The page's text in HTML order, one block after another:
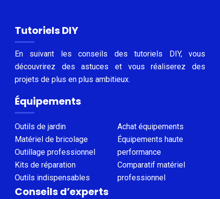
Tutoriels DIY
En suivant les conseils des tutoriels DIY, vous
découvrirez des astuces et vous réaliserez des
projets de plus en plus ambitieux.
Équipements
Outils de jardin
Matériel de bricolage
Outillage professionnel
Kits de réparation
Outils indispensables
Achat équipements
Équipements haute
performance
Comparatif matériel
professionnel
Conseils d’experts